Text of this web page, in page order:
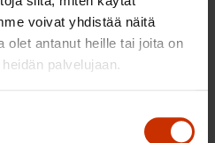
voivat yhdistää näitä
olet antanut heille tai joita on
palvelujaan.
niin sanottuina
olisi velvollinen
ja virkaehtosopimusta
henkilöstö siirtyisi kuntia